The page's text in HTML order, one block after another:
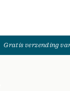
Gratis verzending